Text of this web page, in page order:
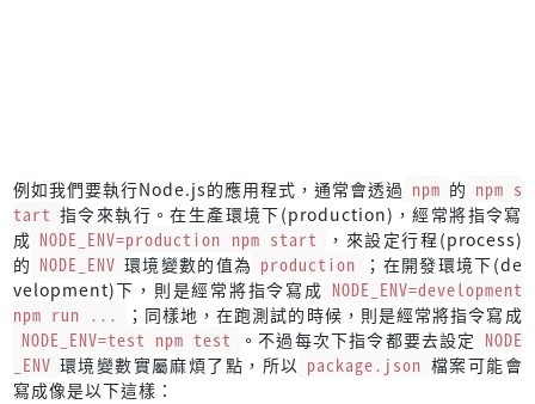
例如我們要執行Node.js的應用程式，通常會透過 npm 的 npm s
tart 指令來執行。在生產環境下(production)，經常將指令寫
成 NODE_ENV=production npm start
，來設定行程(process)
的 NODE_ENV 環境變數的值為 production
；在開發環境下(de
velopment)下，則是經常將指令寫成 NODE_ENV=development
npm run ...
；同樣地，在跑測試的時候，則是經常將指令寫成
NODE_ENV=test npm test
。不過每次下指令都要去設定 NODE
_ENV 環境變數實屬麻煩了點，所以 package.json 檔案可能會
寫成像是以下這樣：